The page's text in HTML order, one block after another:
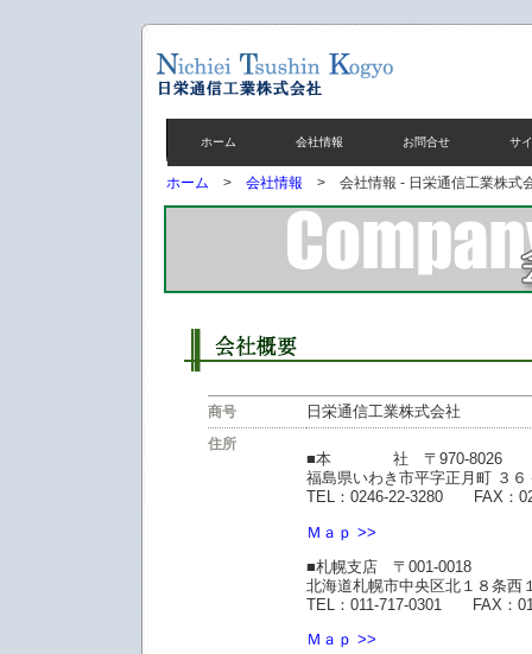
ホーム 会社情報 お問合せ サ
ホーム > 会社情報 > 会社情報 - 日栄通信工業株式
商号 日栄通信工業株式会社
住所
■本 社 〒970-8026
福島県いわき市平字正月町 ３６
TEL：0246-22-3280 FAX：
Ｍａｐ >>
■札幌支店 〒001-0018
北海道札幌市中央区北１８条西
TEL：011-717-0301 FAX：
Ｍａｐ >>